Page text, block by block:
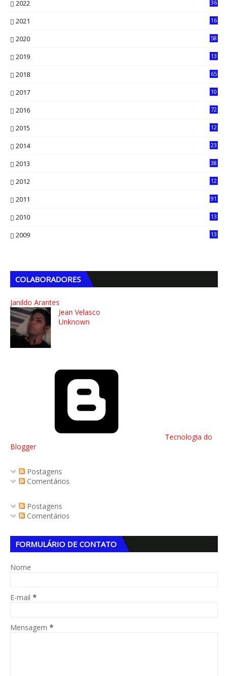
2022
36
2021
16
2020
58
2019
13
2018 65
2017 10
2016
72
2015
12
2014
23
2013
38
2012
12
2011 91
2010
13
2009
13
COLABORADORES
Janildo Arantes
Jean Velasco
Unknown
Tecnologia do
Blogger
Postagens
Comentários
Postagens
Comentários
FORMULÁRIO DE CONTATO
Nome
E-mail *
Mensagem *